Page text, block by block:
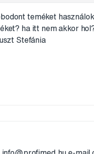
teméket
ha itt nem akkor
Stefánia